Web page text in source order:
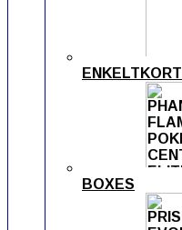
ENKELTKORT
BOXES